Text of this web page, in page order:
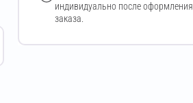
индивидуально после оформления
заказа.